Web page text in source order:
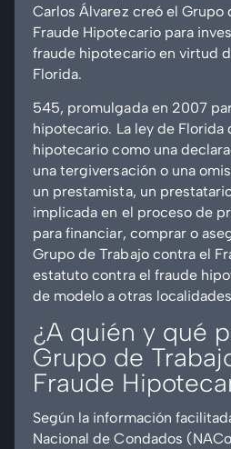
Carlos Álvarez creó el Grupo
Fraude Hipotecario para
fraude hipotecario en virtud
Florida.
545, promulgada en 2007
hipotecario. La ley de Florida
hipotecario como una
una tergiversación o una
un prestamista, un
implicada en el proceso de
para financiar, comprar o
Grupo de Trabajo contra el
estatuto contra el fraude
de modelo a otras
¿A quién y qué
Grupo de
Fraude
Según la información
Nacional de Condados